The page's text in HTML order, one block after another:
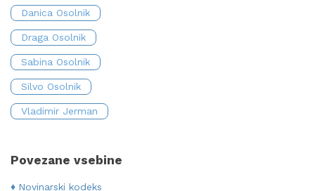
Danica Osolnik
Draga Osolnik
Sabina Osolnik
Silvo Osolnik
Vladimir Jerman
Povezane vsebine
Novinarski kodeks